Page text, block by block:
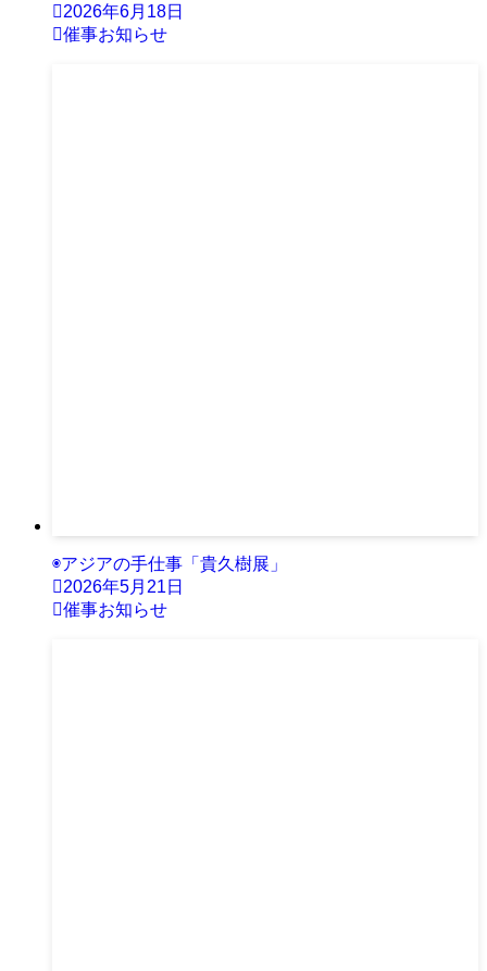
2026年6月18日
催事お知らせ
◉アジアの手仕事「貴久樹展」
2026年5月21日
催事お知らせ